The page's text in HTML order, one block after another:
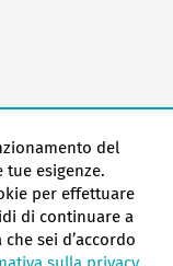
del
esigenze.
per effettuare
di continuare a
sei d’accordo